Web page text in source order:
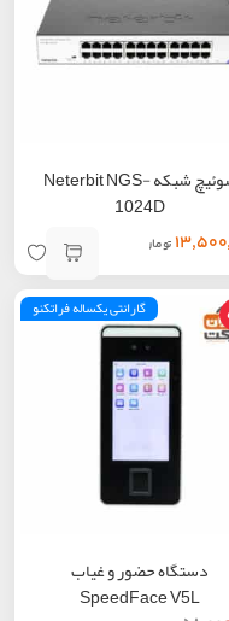
سوئیچ شبکه Neterbit NGS-
1024D
تومان
گارانتی یکساله فراتکنو
دستگاه حضور و غیاب
SpeedFace V5L